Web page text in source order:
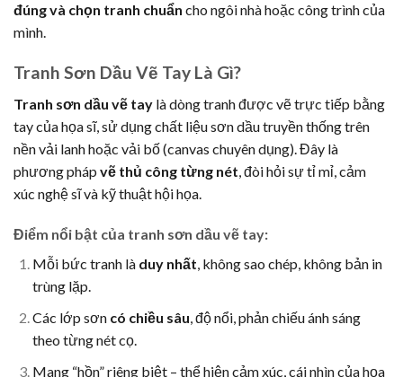
đúng và chọn tranh chuẩn cho ngôi nhà hoặc công trình của
mình.
Tranh Sơn Dầu Vẽ Tay Là Gì?
Tranh sơn dầu vẽ tay là dòng tranh được vẽ trực tiếp bằng
tay của họa sĩ, sử dụng chất liệu sơn dầu truyền thống trên
nền vải lanh hoặc vải bố (canvas chuyên dụng). Đây là
phương pháp vẽ thủ công từng nét , đòi hỏi sự tỉ mỉ, cảm
xúc nghệ sĩ và kỹ thuật hội họa.
Điểm nổi bật của tranh sơn dầu vẽ tay:
Mỗi bức tranh là duy nhất, không sao chép, không bản in
trùng lặp.
Các lớp sơn có chiều sâu, độ nổi, phản chiếu ánh sáng
theo từng nét cọ.
Mang “hồn” riêng biệt – thể hiện cảm xúc, cái nhìn của họa